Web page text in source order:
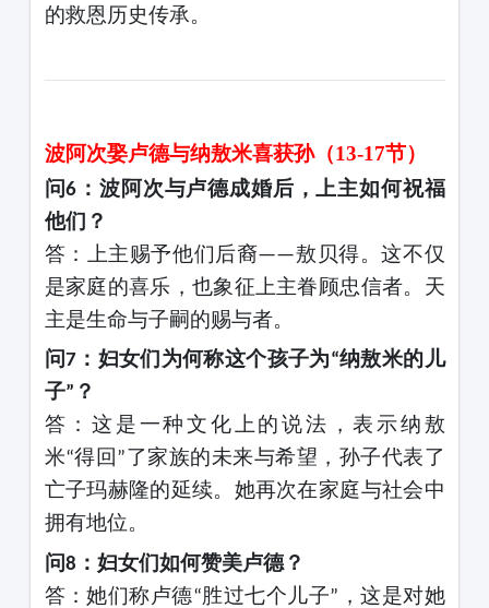
的救恩历史传承。
波阿次娶卢德与纳敖米喜获孙（13-17节）
问6 ：波阿次与卢德成婚后，上主如何祝福
他们？
答：上主赐予他们后裔——敖贝得。这不仅
是家庭的喜乐，也象征上主眷顾忠信者。天
主是生命与子嗣的赐与者。
问7：妇女们为何称这个孩子为“纳敖米的儿
子” ？
答：这是一种文化上的说法，表示纳敖
米“得回 ”了家族的未来与希望，孙子代表了
亡子玛赫隆的延续。她再次在家庭与社会中
拥有地位。
问8 ：妇女们如何赞美卢德？
答：她们称卢德“胜过七个儿子” ，这是对她